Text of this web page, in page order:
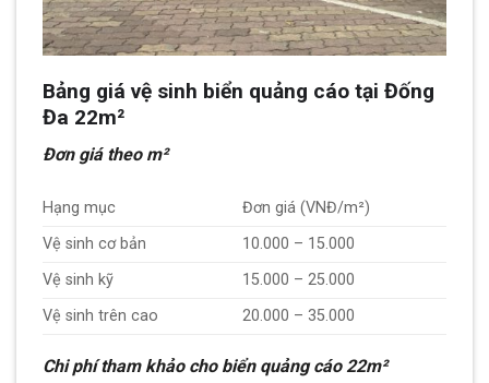
Bảng giá vệ sinh biển quảng cáo tại Đống
Đa 22m²
Đơn giá theo m²
Hạng mục
Đơn giá (VNĐ/m²)
Vệ sinh cơ bản
10.000 – 15.000
Vệ sinh kỹ
15.000 – 25.000
Vệ sinh trên cao
20.000 – 35.000
Chi phí tham khảo cho biển quảng cáo 22m²